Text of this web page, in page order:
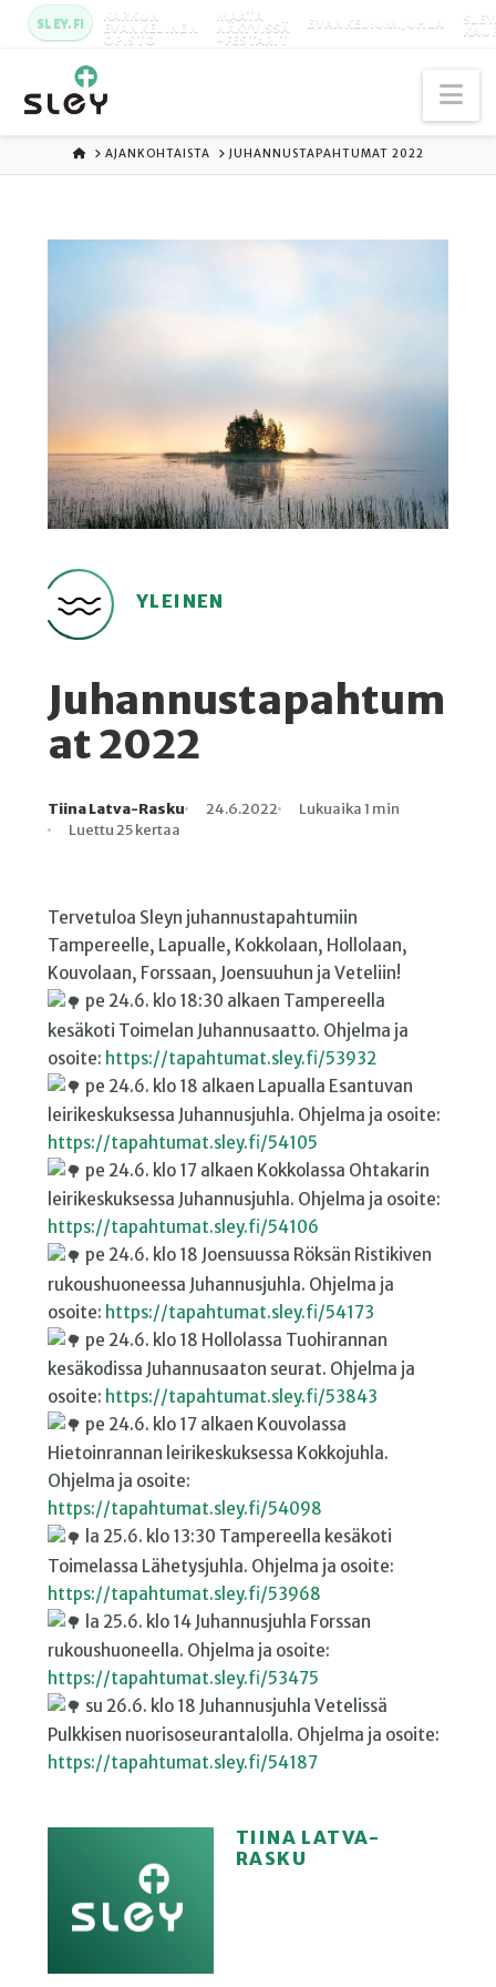
SLEY.FI KARKUN
EVANKELINEN
OPISTO
MAATA
NÄKYVISSÄ
-FESTARIT
EVANKELIUMIJUHLA
ETUSIVU
AJANKOHTAISTA JUHANNUSTAPAHTUMAT 2022
YLEINEN
Juhannustapahtum
at 2022
Kirjoittaja
Tiina Latva-Rasku
Julkaistu
24.6.2022
Lukuaika
Lukuaika 1 min
Lukukertoja
Luettu 25 kertaa
Tervetuloa Sleyn juhannustapahtumiin
Tampereelle, Lapualle, Kokkolaan, Hollolaan,
Kouvolaan, Forssaan, Joensuuhun ja Veteliin!
pe 24.6. klo 18:30 alkaen Tampereella
kesäkoti Toimelan Juhannusaatto. Ohjelma ja
osoite: https://tapahtumat.sley.fi/53932
pe 24.6. klo 18 alkaen Lapualla Esantuvan
leirikeskuksessa Juhannusjuhla. Ohjelma ja osoite:
https://tapahtumat.sley.fi/54105
pe 24.6. klo 17 alkaen Kokkolassa Ohtakarin
leirikeskuksessa Juhannusjuhla. Ohjelma ja osoite:
https://tapahtumat.sley.fi/54106
pe 24.6. klo 18 Joensuussa Röksän Ristikiven
rukoushuoneessa Juhannusjuhla. Ohjelma ja
osoite: https://tapahtumat.sley.fi/54173
pe 24.6. klo 18 Hollolassa Tuohirannan
kesäkodissa Juhannusaaton seurat. Ohjelma ja
osoite: https://tapahtumat.sley.fi/53843
pe 24.6. klo 17 alkaen Kouvolassa
Hietoinrannan leirikeskuksessa Kokkojuhla.
Ohjelma ja osoite:
https://tapahtumat.sley.fi/54098
la 25.6. klo 13:30 Tampereella kesäkoti
Toimelassa Lähetysjuhla. Ohjelma ja osoite:
https://tapahtumat.sley.fi/53968
la 25.6. klo 14 Juhannusjuhla Forssan
rukoushuoneella. Ohjelma ja osoite:
https://tapahtumat.sley.fi/53475
su 26.6. klo 18 Juhannusjuhla Vetelissä
Pulkkisen nuorisoseurantalolla. Ohjelma ja osoite:
https://tapahtumat.sley.fi/54187
TIINA LATVA-
RASKU